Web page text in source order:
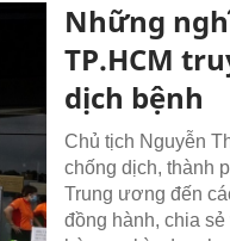
Những
TP.HCM
dịch bệnh
Chủ tịch Nguyễn
chống dịch, thành
Trung ương đến
đồng hành, chia